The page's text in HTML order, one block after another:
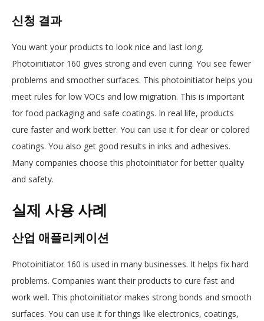
신청 결과
You want your products to look nice and last long.
Photoinitiator 160 gives strong and even curing. You see fewer
problems and smoother surfaces. This photoinitiator helps you
meet rules for low VOCs and low migration. This is important
for food packaging and safe coatings. In real life, products
cure faster and work better. You can use it for clear or colored
coatings. You also get good results in inks and adhesives.
Many companies choose this photoinitiator for better quality
and safety.
실제 사용 사례
산업 애플리케이션
Photoinitiator 160 is used in many businesses. It helps fix hard
problems. Companies want their products to cure fast and
work well. This photoinitiator makes strong bonds and smooth
surfaces. You can use it for things like electronics, coatings,